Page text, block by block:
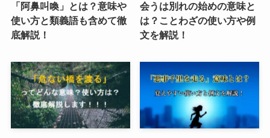
「阿鼻叫喚」とは？意味や
使い方と類義語も含めて徹
底解説！
会うは別れの始めの意味と
は？ことわざの使い方や例
文を解説！